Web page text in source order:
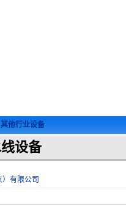
其他行业设备
设备 南京
有限公司